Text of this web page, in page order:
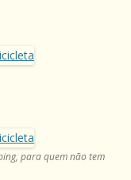
para quem não tem